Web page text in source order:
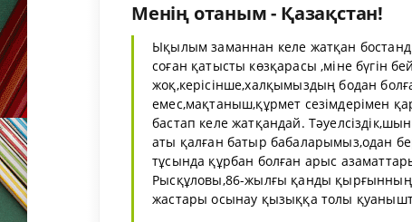
Менің отаным - Қазақстан!
Ықылым заманнан келе жатқан
соған қатысты көзқарасы ,міне бүгін
жоқ,керісінше,халқымыздың бодан
емес,мақтаныш,құрмет сезімдерімен
бастап келе жатқандай.
аты қалған батыр бабаларымыз,одан
тұсында құрбан болған арыс
Рысқұловы,86-жылғы қанды қырғынның
жастары осынау қызыққа толы